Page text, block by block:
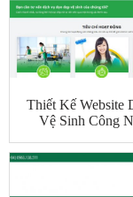
Thiết Kế Website
Vệ Sinh Công